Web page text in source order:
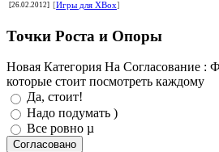
[26.02.2012] [Игры для XBox]
Точки Роста и Опоры
Новая Категория На Согласование :
которые стоит посмотреть каждому
Да, стоит!
Надо подумать )
Все ровно µ